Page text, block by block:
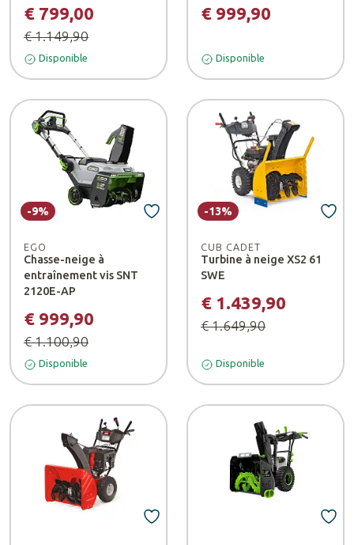
€ 799,00
€ 1.149,90
Disponible
€ 999,90
Disponible
EGO
Chasse-neige à
entraînement vis SNT
2120E-AP
€ 999,90
€ 1.100,90
-9%
Disponible
CUB CADET
Turbine à neige XS2 61
SWE
€ 1.439,90
€ 1.649,90
-13%
Disponible